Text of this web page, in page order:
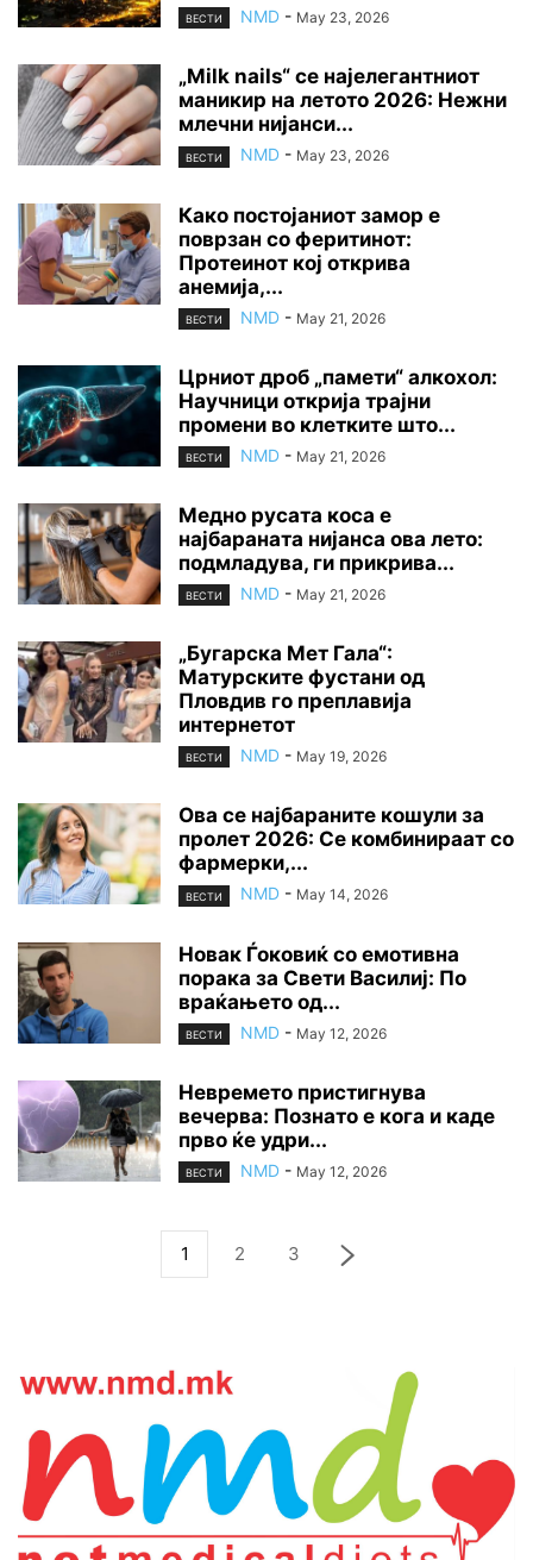
ВЕСТИ NMD - May 23, 2026
„Milk nails“ се најелегантниот
маникир на летото 2026: Нежни
млечни нијанси...
ВЕСТИ NMD - May 23, 2026
Како постојаниот замор е
поврзан со феритинот:
Протеинот кој открива
анемија,...
ВЕСТИ NMD - May 21, 2026
Црниот дроб „памети“ алкохол:
Научници открија трајни
промени во клетките што...
ВЕСТИ NMD - May 21, 2026
Медно русата коса е
најбараната нијанса ова лето:
подмладува, ги прикрива...
ВЕСТИ NMD - May 21, 2026
„Бугарска Мет Гала“:
Матурските фустани од
Пловдив го преплавија
интернетот
ВЕСТИ NMD - May 19, 2026
Ова се најбараните кошули за
пролет 2026: Се комбинираат со
фармерки,...
ВЕСТИ NMD - May 14, 2026
Новак Ѓоковиќ со емотивна
порака за Свети Василиј: По
враќањето од...
ВЕСТИ NMD - May 12, 2026
Невремето пристигнува
вечерва: Познато е кога и каде
прво ќе удри...
ВЕСТИ NMD - May 12, 2026
1 2 3